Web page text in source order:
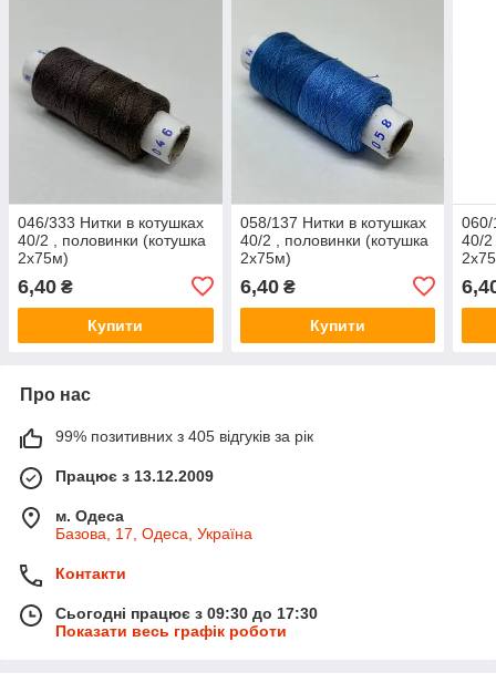
046/333 Нитки в котушках
40/2 , половинки (котушка
2х75м)
6,40 ₴
Купити
058/137 Нитки в котушках
40/2 , половинки (котушка
2х75м)
6,40₴
Купити
060/
40/2
Про нас
99% позитивних з 405 відгуків за рік
Працює з 13.12.2009
м. Одеса
Базова, 17, Одеса, Україна
Контакти
Сьогодні працює з 09:30 до 17:30
Показати весь графік роботи